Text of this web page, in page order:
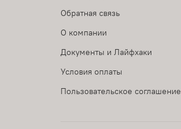
Обратная связь
О компании
Документы и Лайфхаки
Условия оплаты
Пользовательское соглашение